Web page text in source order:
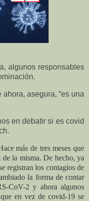
algunos responsables
asegura, “es una
en debatir si es covid
más de tres meses que
la misma. De hecho, ya
registran los contagios de
la forma de contar
CoV-2 y ahora algunos
en vez de covid-19 se